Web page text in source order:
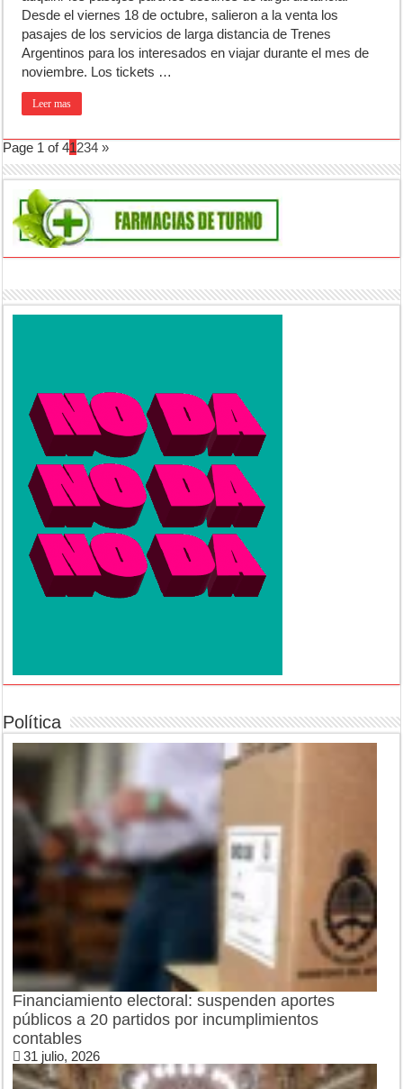
Desde el viernes 18 de octubre, salieron a la venta los
pasajes de los servicios de larga distancia de Trenes
Argentinos para los interesados en viajar durante el mes de
noviembre. Los tickets …
Leer mas
Page 1 of 41234 »
Política
Financiamiento electoral: suspenden aportes
públicos a 20 partidos por incumplimientos
contables
31 julio, 2026